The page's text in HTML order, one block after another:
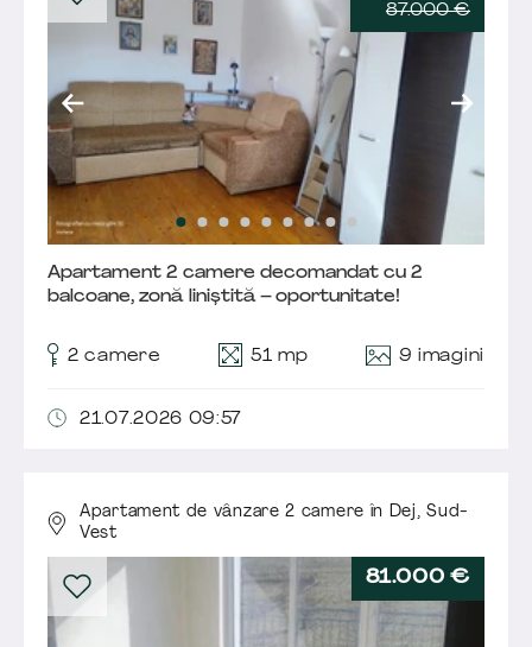
87.000 €
Apartament 2 camere decomandat cu 2
balcoane, zonă liniștită – oportunitate!
2 camere 51 mp 9 imagini
21.07.2026 09:57
Apartament de vânzare 2 camere în Dej,Sud-
Vest
81.000 €